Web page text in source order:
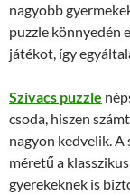
nagyobb
puzzle könnyedén
játékot, így
Szivacs puzzle
csoda, hiszen
nagyon kedvelik. A
méretű a
gyerekeknek is